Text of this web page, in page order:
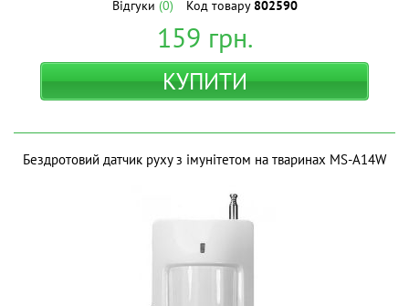
Відгуки (0) Код товару802590
159 грн.
КУПИТИ
Бездротовий датчик руху з імунітетом на тваринах MS-A14W